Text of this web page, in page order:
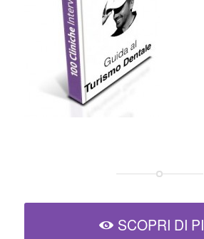
SCOPRI DI